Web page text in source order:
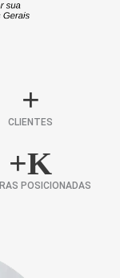
+
CLIENTES
+K
POSICIONADAS